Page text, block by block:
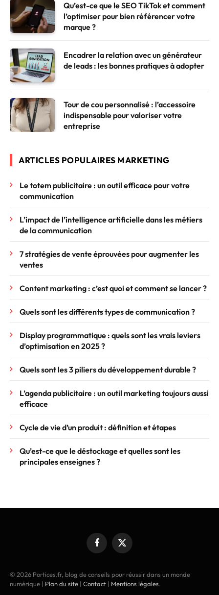
Qu’est-ce que le SEO TikTok et comment
l’optimiser pour bien référencer votre
marque ?
Encadrer la relation avec un générateur
de leads : les bonnes pratiques à adopter
Tour de cou personnalisé : l’accessoire
indispensable pour valoriser votre
entreprise
ARTICLES POPULAIRES MARKETING
Le totem publicitaire : un outil efficace pour votre
communication
L’impact de l’intelligence artificielle dans les métiers
de la communication
7 stratégies de vente éprouvées pour augmenter les
ventes
Content marketing : c’est quoi et comment se lancer ?
Quels sont les différents types de communication ?
Display programmatique : quels sont les vrais leviers
d’optimisation en 2025 ?
Quels sont les 3 piliers du développement durable ?
L’agenda publicitaire : un outil marketing toujours aussi
efficace
Cycle de vie d’un produit : définition et étapes
Qu’est-ce que le déstockage et quelles sont les
principales enseignes ?
FacebookX
(Twitter)
© 2026 Portices.fr, blog de conseils pour réussir dans un monde
numérique | Plan du site | Contact | Mentions légales.